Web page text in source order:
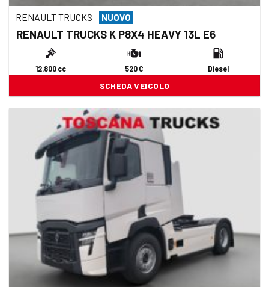
RENAULT TRUCKS NUOVO
RENAULT TRUCKS K P8X4 HEAVY 13L E6
12.800 cc 520 C Diesel
SCHEDA VEICOLO